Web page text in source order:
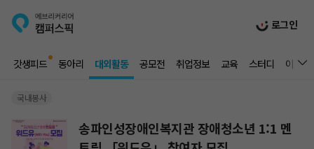
로그인
갓생피드 동아리 대외활동 공모전 취업정보 교육 스터디 이벤트
국내봉사
송파인성장애인복지관 장애청소년 1:1 멘